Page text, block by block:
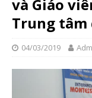
và Giáo
Trung tâm
04/03/2019